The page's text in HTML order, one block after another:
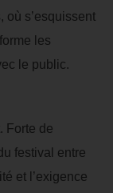
où s’esquissent
les
le public.
Forte de
festival entre
et l’exigence